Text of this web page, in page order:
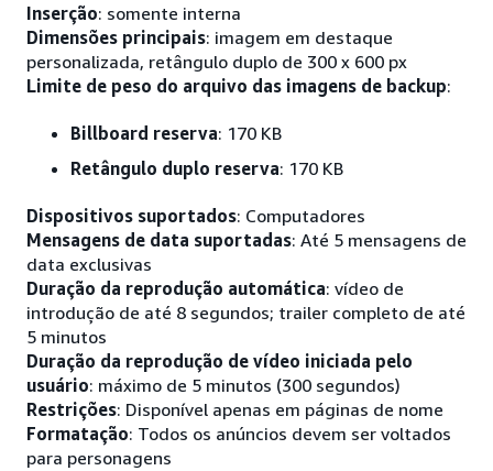
Inserção: somente interna
Dimensões principais: imagem em destaque
personalizada, retângulo duplo de 300 x 600 px
Limite de peso do arquivo das imagens de backup:
Billboard reserva: 170 KB
Retângulo duplo reserva: 170 KB
Dispositivos suportados: Computadores
Mensagens de data suportadas: Até 5 mensagens de
data exclusivas
Duração da reprodução automática: vídeo de
introdução de até 8 segundos; trailer completo de até
5 minutos
Duração da reprodução de vídeo iniciada pelo
usuário: máximo de 5 minutos (300 segundos)
Restrições: Disponível apenas em páginas de nome
Formatação: Todos os anúncios devem ser voltados
para personagens